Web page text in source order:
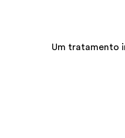
Um tratamento